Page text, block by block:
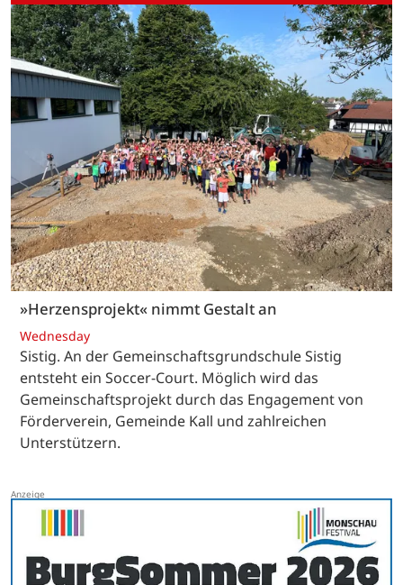
»Herzensprojekt« nimmt Gestalt an
Wednesday
Sistig. An der Gemeinschaftsgrundschule Sistig
entsteht ein Soccer-Court. Möglich wird das
Gemeinschaftsprojekt durch das Engagement von
Förderverein, Gemeinde Kall und zahlreichen
Unterstützern.